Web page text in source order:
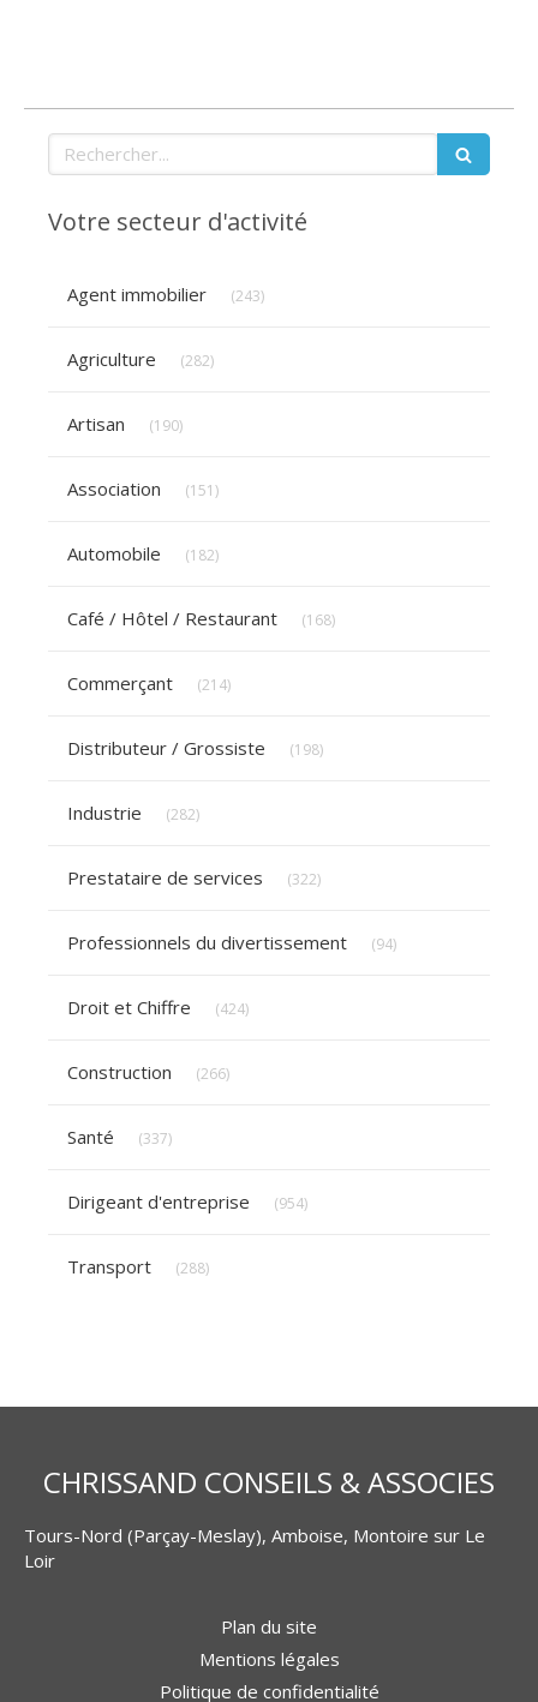
Rechercher
Votre secteur d'activité
Agent immobilier (243)
Agriculture (282)
Artisan (190)
Association (151)
Automobile (182)
Café / Hôtel / Restaurant (168)
Commerçant (214)
Distributeur / Grossiste (198)
Industrie (282)
Prestataire de services (322)
Professionnels du divertissement (94)
Droit et Chiffre (424)
Construction (266)
Santé (337)
Dirigeant d'entreprise (954)
Transport (288)
CHRISSAND CONSEILS & ASSOCIES
Tours-Nord (Parçay-Meslay), Amboise, Montoire sur Le
Loir
Plan du site
Mentions légales
Politique de confidentialité